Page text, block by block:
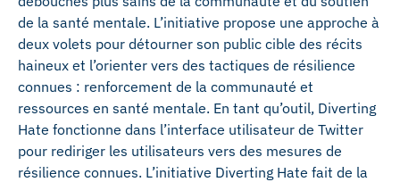
de la santé mentale. L’initiative propose une approche à
deux volets pour détourner son public cible des récits
haineux et l’orienter vers des tactiques de résilience
connues : renforcement de la communauté et
ressources en santé mentale. En tant qu’outil, Diverting
Hate fonctionne dans l’interface utilisateur de Twitter
pour rediriger les utilisateurs vers des mesures de
résilience connues. L’initiative Diverting Hate fait de la